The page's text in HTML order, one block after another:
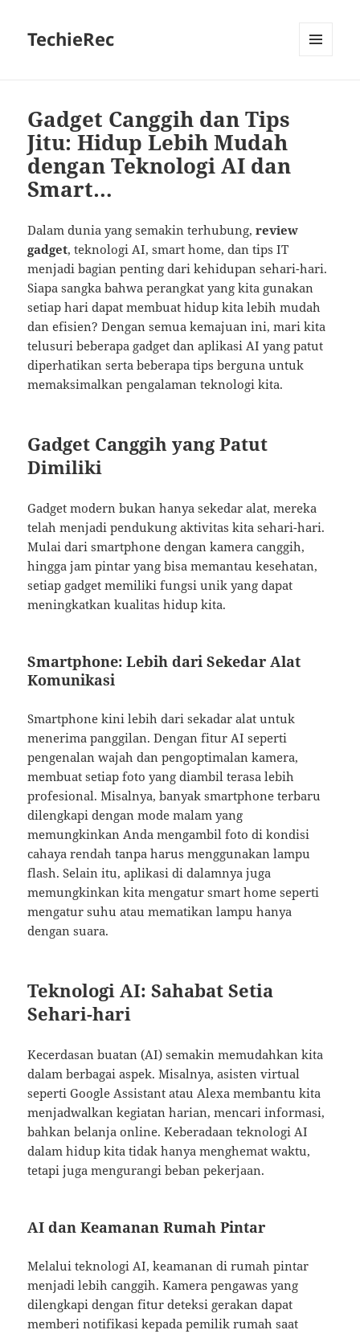
TechieRec
Gadget Canggih dan Tips
Jitu: Hidup Lebih Mudah
dengan Teknologi AI dan
Smart…
Dalam dunia yang semakin terhubung,review
gadget, teknologi AI, smart home, dan tips IT
menjadi bagian penting dari kehidupan sehari-hari.
Siapa sangka bahwa perangkat yang kita gunakan
setiap hari dapat membuat hidup kita lebih mudah
dan efisien? Dengan semua kemajuan ini, mari kita
telusuri beberapa gadget dan aplikasi AI yang patut
diperhatikan serta beberapa tips berguna untuk
memaksimalkan pengalaman teknologi kita.
Gadget Canggih yang Patut
Dimiliki
Gadget modern bukan hanya sekedar alat, mereka
telah menjadi pendukung aktivitas kita sehari-hari.
Mulai dari smartphone dengan kamera canggih,
hingga jam pintar yang bisa memantau kesehatan,
setiap gadget memiliki fungsi unik yang dapat
meningkatkan kualitas hidup kita.
Smartphone: Lebih dari Sekedar Alat
Komunikasi
Smartphone kini lebih dari sekadar alat untuk
menerima panggilan. Dengan fitur AI seperti
pengenalan wajah dan pengoptimalan kamera,
membuat setiap foto yang diambil terasa lebih
profesional. Misalnya, banyak smartphone terbaru
dilengkapi dengan mode malam yang
memungkinkan Anda mengambil foto di kondisi
cahaya rendah tanpa harus menggunakan lampu
flash. Selain itu, aplikasi di dalamnya juga
memungkinkan kita mengatur smart home seperti
mengatur suhu atau mematikan lampu hanya
dengan suara.
Teknologi AI: Sahabat Setia
Sehari-hari
Kecerdasan buatan (AI) semakin memudahkan kita
dalam berbagai aspek. Misalnya, asisten virtual
seperti Google Assistant atau Alexa membantu kita
menjadwalkan kegiatan harian, mencari informasi,
bahkan belanja online. Keberadaan teknologi AI
dalam hidup kita tidak hanya menghemat waktu,
tetapi juga mengurangi beban pekerjaan.
AI dan Keamanan Rumah Pintar
Melalui teknologi AI, keamanan di rumah pintar
menjadi lebih canggih. Kamera pengawas yang
dilengkapi dengan fitur deteksi gerakan dapat
memberi notifikasi kepada pemilik rumah saat